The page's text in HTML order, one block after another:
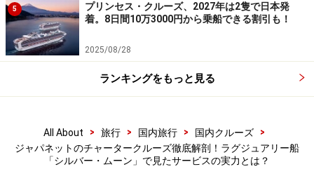
コミュニケーションで困ったら通訳に電話。用件を直接バト
ラーなどに英語で伝えてくれる
船内新聞に加え「ジャパネットクルーズ通
ジャパネットのチャータークルーズでは、「ジャパネッ
トクルーズ通信」というオリジナルの誌面が船内新聞と
5
プリンセス・クルーズ、2027年は2隻で日本発
着。8日間10万3000円から乗船できる割引も！
2025/08/28
ランキングをもっと見る
All About > 旅行 > 国内旅行 > 国内クルーズ
>
ジャパネットのチャータークルーズ徹底解剖！ラグジュアリー船
「シルバー・ムーン」で見たサービスの実力とは？